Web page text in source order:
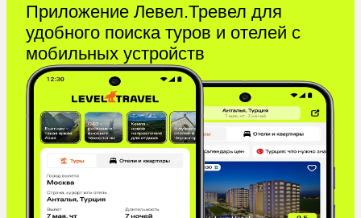
Приложение Левел.Тревел для
удобного поиска туров и отелей с
мобильных устройств